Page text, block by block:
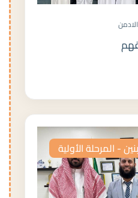
- المرحلة الأولية